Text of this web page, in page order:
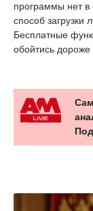
программы нет
способ загрузки
Бесплатные
обойтись дороже